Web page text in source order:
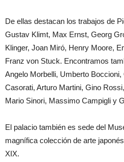
De ellas destacan los trabajos de
Gustav Klimt, Max Ernst, Georg
Klinger, Joan Miró, Henry Moore,
Franz von Stuck. Encontramos
Angelo Morbelli, Umberto
Casorati, Arturo Martini, Gino
Mario Sinori, Massimo Campigli y
El palacio también es sede del
magnífica colección de arte
XIX.